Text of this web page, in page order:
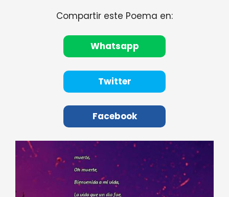
Compartir este Poema en:
Whatsapp
Twitter
Facebook